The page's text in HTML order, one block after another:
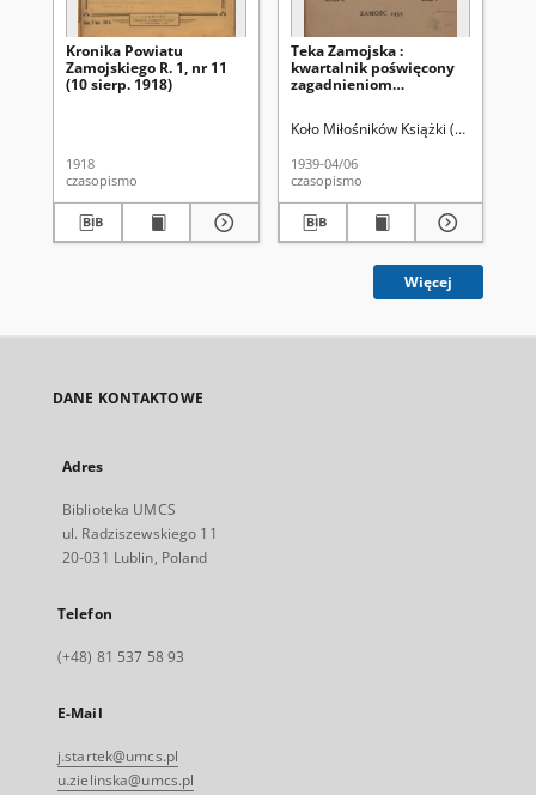
Kronika Powiatu
Zamojskiego R. 1, nr 11
(10 sierp. 1918)
1918
czasopismo
Teka Zamojska :
kwartalnik poświęcony
zagadnieniom
regionalny R. 2=6, nr 2
(kwiec./czerw, 1939)
Koło Miłośników Książki (Zamość).
1939-04/06
czasopismo
Więcej
DANE KONTAKTOWE
Adres
Biblioteka UMCS
ul. Radziszewskiego 11
20-031 Lublin, Poland
Telefon
(+48) 81 537 58 93
E-Mail
j.startek@umcs.pl
u.zielinska@umcs.pl